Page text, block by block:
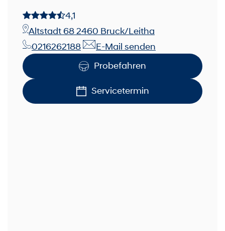
4,1
Altstadt 68 2460 Bruck/Leitha
0216262188
E-Mail senden
Probefahren
Servicetermin